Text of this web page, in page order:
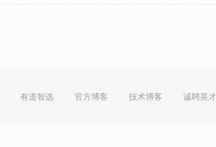
有道智选 官方博客 技术博客 诚聘英才